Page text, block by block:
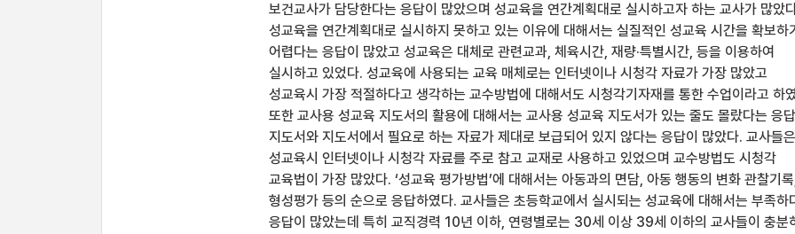
보건교사가 담당한다는 응답이 많았으며 성교육을 연간계획대로 실시하고자 하는 교사가 많았
성교육을 연간계획대로 실시하지 못하고 있는 이유에 대해서는 실질적인 성교육 시간을 확보하기
어렵다는 응답이 많았고 성교육은 대체로 관련교과, 체육시간, 재량·특별시간, 등을 이용하여
실시하고 있었다. 성교육에 사용되는 교육 매체로는 인터넷이나 시청각 자료가 가장 많았고
성교육시 가장 적절하다고 생각하는 교수방법에 대해서도 시청각기자재를 통한 수업이라고 하
또한 교사용 성교육 지도서의 활용에 대해서는 교사용 성교육 지도서가 있는 줄도 몰랐다는 응
지도서와 지도서에서 필요로 하는 자료가 제대로 보급되어 있지 않다는 응답이 많았다. 교사들은
성교육시 인터넷이나 시청각 자료를 주로 참고 교재로 사용하고 있었으며 교수방법도 시청각
교육법이 가장 많았다. ‘성교육 평가방법’에 대해서는 아동과의 면담, 아동 행동의 변화 관찰기
형성평가 등의 순으로 응답하였다. 교사들은 초등학교에서 실시되는 성교육에 대해서는 부족하
응답이 많았는데 특히 교직경력 10년 이하, 연령별로는 30세 이상 39세 이하의 교사들이 충분